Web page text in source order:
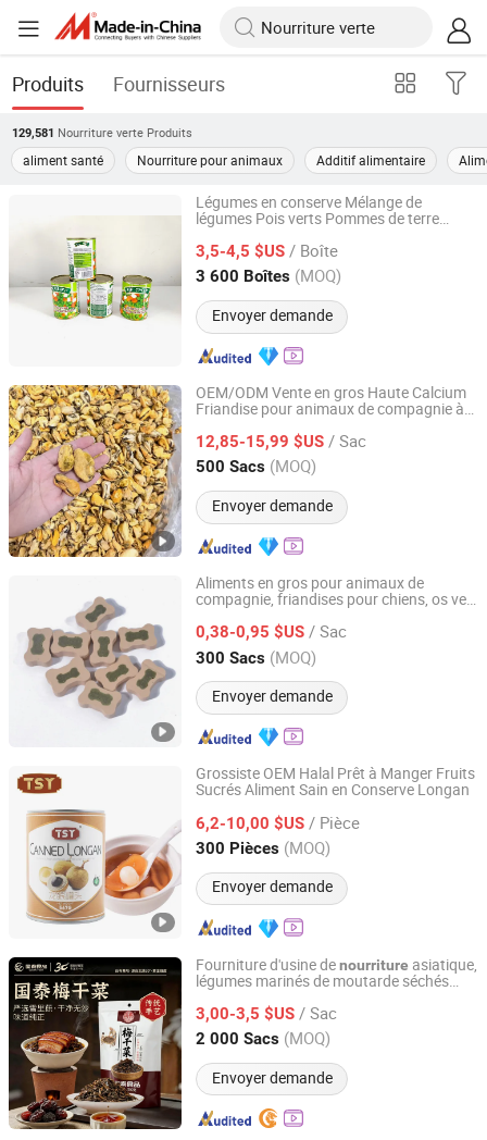
Produits Fournisseurs
129,581 Nourriture verte Produits
aliment santé Nourriture pour animaux Additif alimentaire
Légumes en conserve Mélange de
légumes Pois verts Pommes de terre
3,5-4,5 $US / Boîte
3 600 Boîtes (MOQ)
Envoyer demande
DB Tomato (Xiamen) Industry Co., Ltd.
Fujian, China Depuis 2024
OEM/ODM Vente en gros Haute Calcium
Friandise pour animaux de compagnie à
Nourriturepour chat lyophilisée
12,85-15,99 $US / Sac
500 Sacs (MOQ)
Envoyer demande
Qingdao Ezchong Biotechnology Co., Ltd.
Shandong, China Depuis 2023
Aliments en gros pour animaux de
compagnie, friandises pour chiens, os vert
0,38-0,95 $US / Sac
300 Sacs (MOQ)
Envoyer demande
Qingdao Catsmi Pet Products Co., Ltd
Shandong, China Depuis 2022
Grossiste OEM Halal Prêt à Manger Fruits
Sucrés Aliment Sain en Conserve Longan
6,2-10,00 $US / Pièce
300 Pièces (MOQ)
Envoyer demande
Guangdong Tasty Foodstuffs Co., Ltd.
Guangdong, China Depuis 2024
Fourniture d'usine denourriture asiatique,
légumes marinés de moutarde séchés
3,00-3,5 $US / Sac
2 000 Sacs (MOQ)
Envoyer demande
Hunan Guotai Food Co., Ltd
Hunan, China Depuis 2026